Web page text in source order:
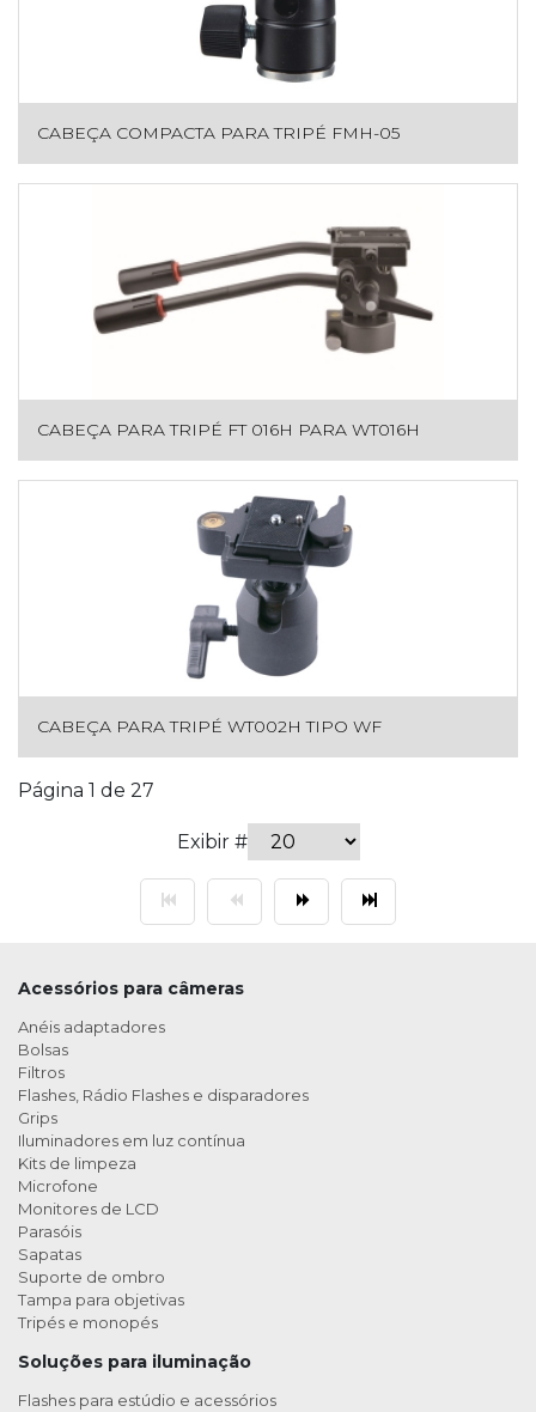
CABEÇA COMPACTA PARA TRIPÉ FMH-05
CABEÇA PARA TRIPÉ FT 016H PARA WT016H
CABEÇA PARA TRIPÉ WT002H TIPO WF
Página 1 de 27
Exibir #
Acessórios para câmeras
Anéis adaptadores
Bolsas
Filtros
Flashes, Rádio Flashes e disparadores
Grips
Iluminadores em luz contínua
Kits de limpeza
Microfone
Monitores de LCD
Parasóis
Sapatas
Suporte de ombro
Tampa para objetivas
Tripés e monopés
Soluções para iluminação
Flashes para estúdio e acessórios